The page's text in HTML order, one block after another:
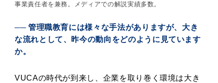
事業責任者を兼務。メディアでの解説実績多数。
── 管理職教育には様々な手法がありますが、大き
な流れとして、昨今の動向をどのように見ています
か。
VUCAの時代が到来し、企業を取り巻く環境は大き